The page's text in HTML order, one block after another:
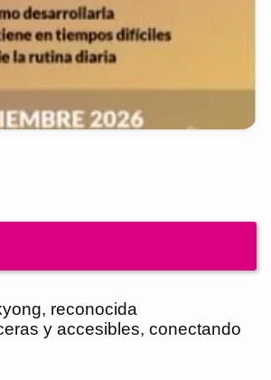
reconocida
y accesibles, conectando